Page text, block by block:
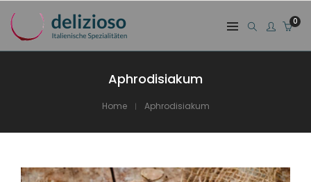
0
Aphrodisiakum
Home Aphrodisiakum